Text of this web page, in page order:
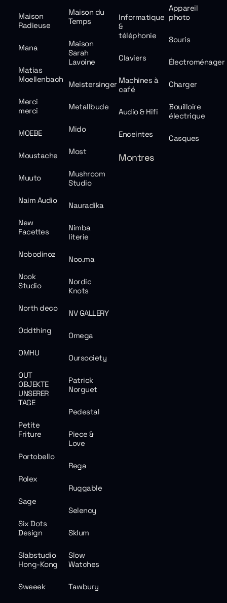
Maison du
Temps
Maison
Radieuse
Maison
Sarah
Lavoine
Mana
Matias
Moellenbach
Meistersinger
Merci
merci
Metallbude
Mido
MOEBE
Most
Moustache
Mushroom
Studio
Muuto
Naim Audio
Nauradika
New
Facettes
Nimba
literie
Nobodinoz
Noo.ma
Nook
Studio
Nordic
Knots
North deco
NV GALLERY
Oddthing
Omega
OMHU
Oursociety
OUT
OBJEKTE
UNSERER
TAGE
Patrick
Norguet
Pedestal
Petite
Friture
Piece &
Love
Portobello
Rega
Rolex
Ruggable
Sage
Selency
Six Dots
Design
Sklum
Slabstudio
Hong-Kong
Slow
Watches
Sweeek Tawbury
Appareil
photo
Informatique
&
téléphonie
Souris
Claviers
Électroménager
Machines à
café
Charger
Bouilloire
électrique
Audio & Hifi
Enceintes Casques
Montres